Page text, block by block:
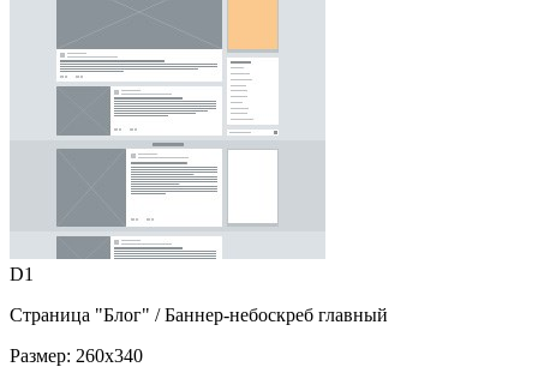
D1
Страница "Блог" / Баннер-небоскреб главный
Размер: 260x340